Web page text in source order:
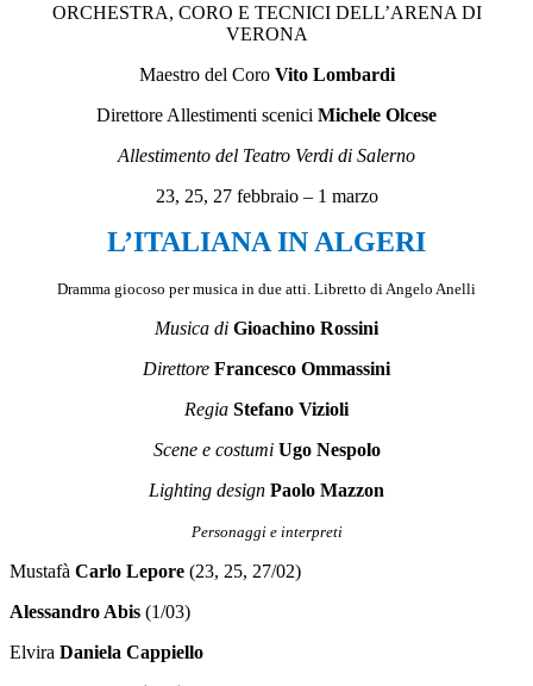
ORCHESTRA, CORO E TECNICI DELL’ARENA DI
VERONA
Maestro del Coro Vito Lombardi
Direttore Allestimenti scenici Michele Olcese
Allestimento del Teatro Verdi di Salerno
23, 25, 27 febbraio – 1 marzo
L’ITALIANA IN ALGERI
Dramma giocoso per musica in due atti. Libretto di Angelo Anelli
Musica di Gioachino Rossini
Direttore Francesco Ommassini
Regia Stefano Vizioli
Scene e costumi Ugo Nespolo
Lighting design Paolo Mazzon
Personaggi e interpreti
Mustafà Carlo Lepore (23, 25, 27/02)
Alessandro Abis (1/03)
Elvira Daniela Cappiello